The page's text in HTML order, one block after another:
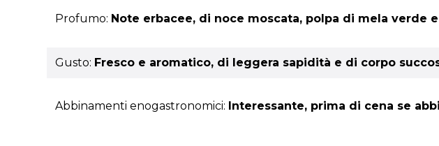
Profumo: Note erbacee, di noce moscata, polpa di mela verde
Gusto: Fresco e aromatico, di leggera sapidità e di corpo
Abbinamenti enogastronomici: Interessante, prima di cena se